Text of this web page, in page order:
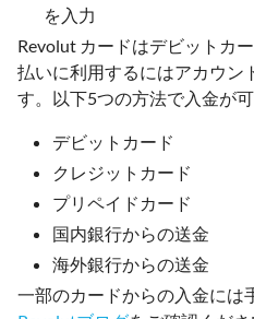
を入力
Revolut カードはデビットカ
払いに利用するにはアカウン
す。以下5つの方法で入金が可
デビットカード
クレジットカード
プリペイドカード
国内銀行からの送金
海外銀行からの送金
一部のカードからの入金には